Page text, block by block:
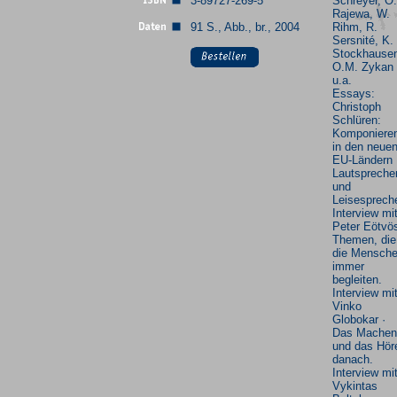
91 S., Abb., br., 2004
Rajewa, W.
Rihm, R.
Sersnité, K.
O.M. Zykan
u.a.
Essays:
Christoph
Schlüren:
in den neuen
EU-Ländern
und
Interview mit
Peter
Themen, die
die
immer
begleiten.
Interview mit
Vinko
Globokar ·
Das Machen
und das
danach.
Interview mit
Vykintas